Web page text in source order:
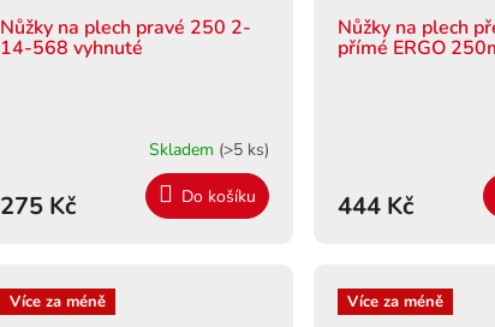
Nůžky na plech pravé 250 2-
14-568 vyhnuté
Skladem (>5 ks)
275 Kč Do košíku
Nůžky na plech
přímé ERGO
444 Kč
Více za méně Více za méně